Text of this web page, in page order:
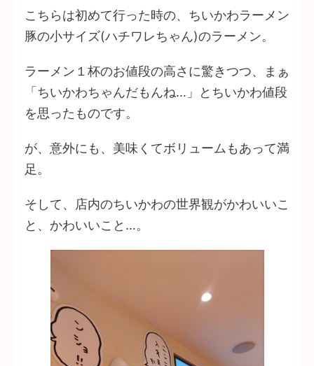
こちらは初めて行った時の、ちいかわラーメン
豚の小サイズ(ハチワレちゃん)のラーメン。
ラーメン１杯のお値段の高さに驚きつつ、まぁ
「ちいかわちゃんだもんね…」とちいかわ値段
を思ったものです。
が、意外にも、美味くてボリュームもあって満
足。
そして、店内のちいかわの世界観がかわいいこ
と、かわいいこと…。